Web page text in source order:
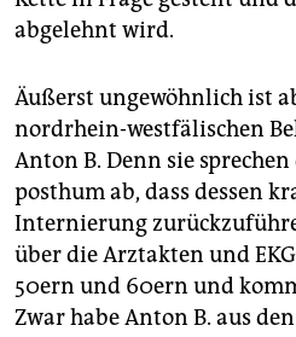
abgelehnt wird.
Äußerst ungewöhnlich ist
nordrhein-westfälischen
Anton B. Denn sie
posthum ab, dass dessen
Internierung
über die Arztakten und
50ern und 60ern und
Zwar habe Anton B. aus